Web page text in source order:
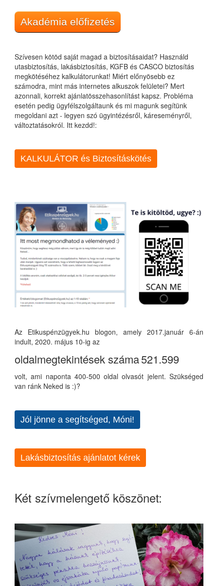
Akadémia előfizetés
Szívesen kötöd saját magad a biztosításaidat? Használd
utasbiztosítás, lakásbiztosítás, KGFB és CASCO biztosítás
megkötéséhez kalkulátorunkat! Miért előnyösebb ez
számodra, mint más internetes alkuszok felületei? Mert
azonnali, korrekt ajánlatösszehasonlítást kapsz. Probléma
esetén pedig ügyfélszolgáltaunk és mi magunk segítünk
megoldani azt - legyen szó ügyintézésről, káreseményről,
változtatásokról. Itt kezdd!:
KALKULÁTOR és Biztosításkötés
Az Etikuspénzügyek.hu blogon, amely 2017.január 6-án
indult, 2020. május 10-ig az
oldalmegtekintések száma521.599
volt, ami naponta 400-500 oldal olvasót jelent. Szükséged
van ránk Neked is :)?
Jól jönne a segítséged, Móni!
Lakásbiztosítás ajánlatot kérek
Két szívmelengető köszönet: